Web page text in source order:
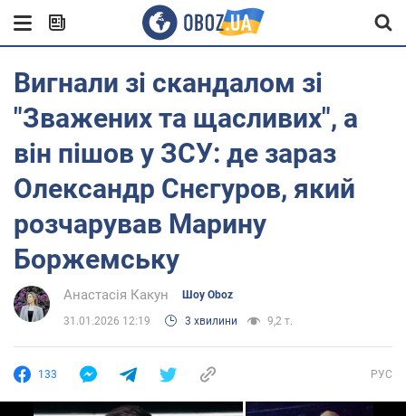
Вигнали зі скандалом зі
"Зважених та щасливих", а
він пішов у ЗСУ: де зараз
Олександр Снєгуров, який
розчарував Марину
Боржемську
Анастасія Какун Шоу Oboz
31.01.2026 12:19 3 хвилини 9,2 т.
133 РУС